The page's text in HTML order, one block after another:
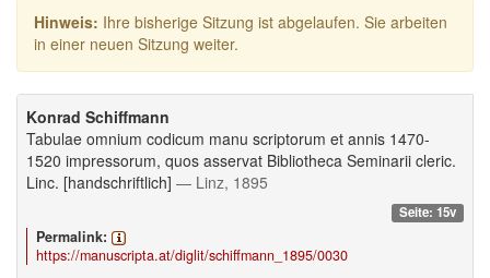
Hinweis: Ihre bisherige Sitzung ist abgelaufen. Sie arbeiten
in einer neuen Sitzung weiter.
Konrad Schiffmann
Tabulae omnium codicum manu scriptorum et annis 1470-
1520 impressorum, quos asservat Bibliotheca Seminarii cleric.
Linc. [handschriftlich] — Linz, 1895
Seite: 15v
Permalink:
https://manuscripta.at/diglit/schiffmann_1895/0030